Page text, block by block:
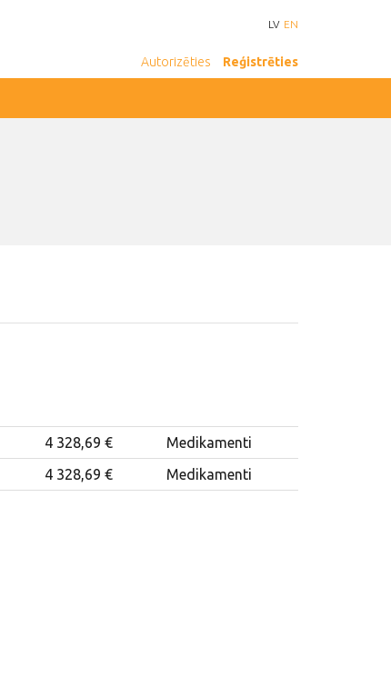
LV EN
Autorizēties Reģistrēties
4 328,69 €
Medikamenti
4 328,69 € Medikamenti